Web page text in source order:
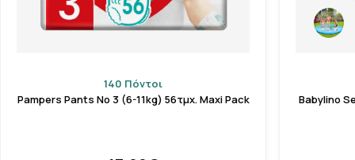
140 Πόντοι
Pampers Pants No 3 (6-11kg) 56τμχ. Maxi Pack
Babylino